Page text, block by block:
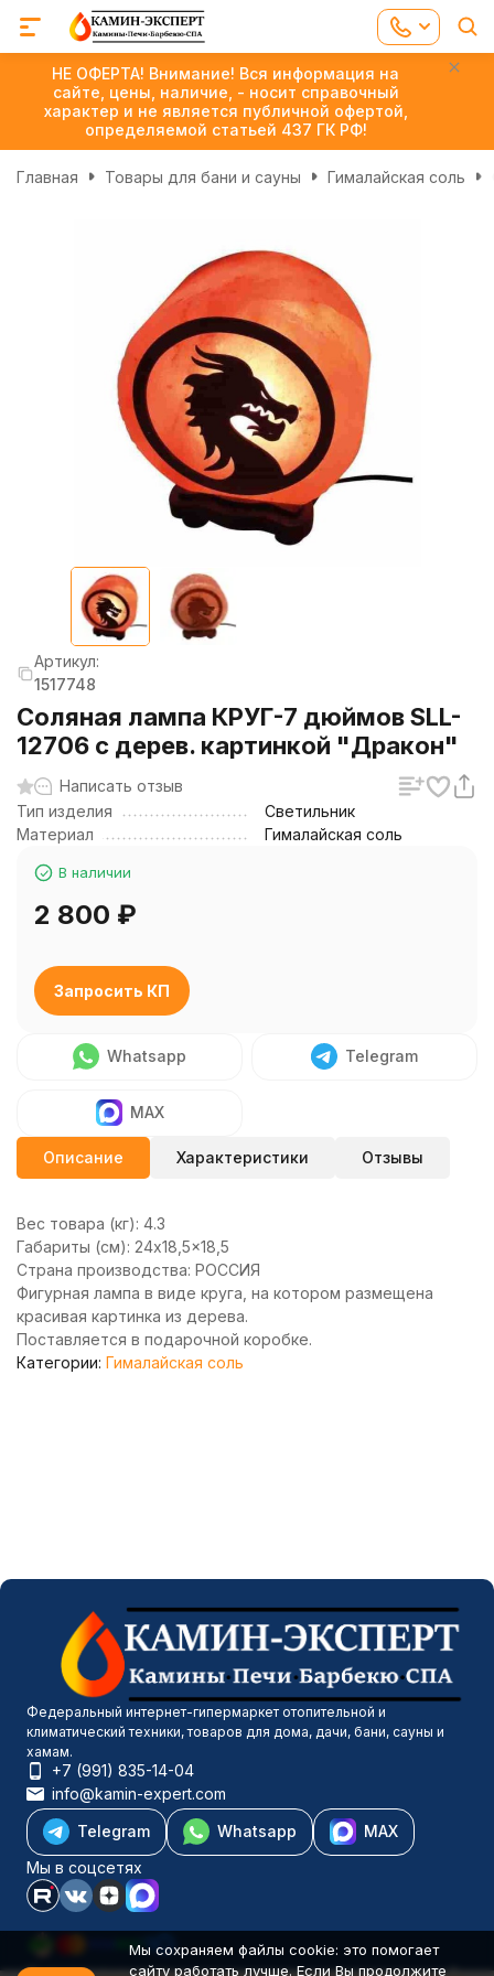
НЕ ОФЕРТА! Внимание! Вся информация на
сайте, цены, наличие, - носит справочный
характер и не является публичной офертой,
определяемой статьей 437 ГК РФ!
Главная Товары для бани и сауны Гималайская соль
Артикул:
1517748
Соляная лампа КРУГ-7 дюймов SLL-
12706 с дерев. картинкой "Дракон"
Написать отзыв
Тип изделия
Светильник
Материал
Гималайская соль
В наличии
2 800 ₽
Запросить КП
Whatsapp Telegram
MAX
Описание Характеристики Отзывы
Вес товара (кг): 4.3
Габариты (см): 24x18,5x18,5
Страна производства: РОССИЯ
Фигурная лампа в виде круга, на котором размещена
красивая картинка из дерева.
Поставляется в подарочной коробке.
Категории: Гималайская соль
Федеральный интернет-гипермаркет отопительной и
климатический техники, товаров для дома, дачи, бани, сауны и
хамам.
+7 (991) 835-14-04
info@kamin-expert.com
Telegram
Whatsapp
MAX
Мы в соцсетях
Каталог товаров
Мы сохраняем файлы cookie: это помогает
сайту работать лучше. Если Вы продолжите